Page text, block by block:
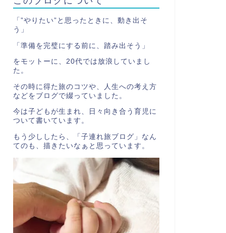
「”やりたい”と思ったときに、動き出そ
う」
「準備を完璧にする前に、踏み出そう」
をモットーに、20代では放浪していまし
た。
その時に得た旅のコツや、人生への考え方
などをブログで綴っていました。
今は子どもが生まれ、日々向き合う育児に
ついて書いています。
もう少ししたら、「子連れ旅ブログ」なん
てのも、描きたいなぁと思っています。